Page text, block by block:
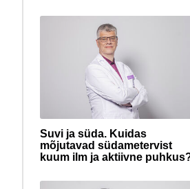
Suvi ja süda. Kuidas
mõjutavad südametervist
kuum ilm ja aktiivne